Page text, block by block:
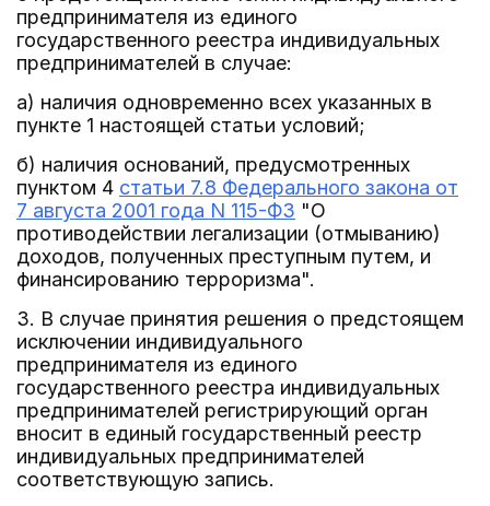
предпринимателя из единого
государственного реестра индивидуальных
предпринимателей в случае:
а) наличия одновременно всех указанных в
пункте 1 настоящей статьи условий;
б) наличия оснований, предусмотренных
пунктом 4 статьи 7.8 Федерального закона от
7 августа 2001 года N 115-ФЗ "О
противодействии легализации (отмыванию)
доходов, полученных преступным путем, и
финансированию терроризма".
3. В случае принятия решения о предстоящем
исключении индивидуального
предпринимателя из единого
государственного реестра индивидуальных
предпринимателей регистрирующий орган
вносит в единый государственный реестр
индивидуальных предпринимателей
соответствующую запись.